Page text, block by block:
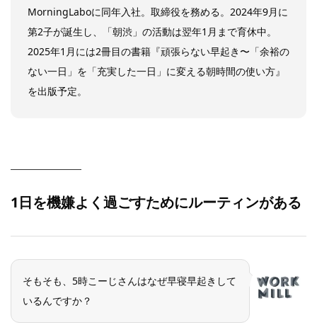
MorningLaboに同年入社。取締役を務める。2024年9月に
第2子が誕生し、「朝渋」の活動は翌年1月まで育休中。
2025年1月には2冊目の書籍『頑張らない早起き〜「余裕の
ない一日」を「充実した一日」に変える朝時間の使い方』
を出版予定。
1日を機嫌よく過ごすためにルーティンがある
そもそも、5時こーじさんはなぜ早寝早起きして
いるんですか？